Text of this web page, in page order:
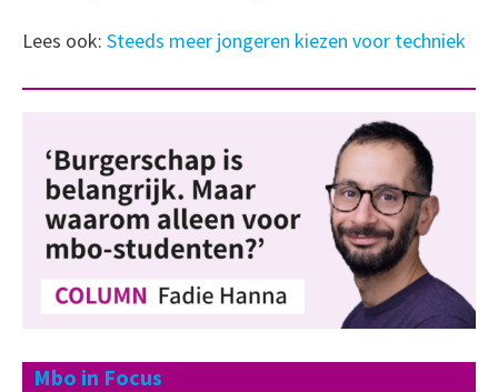
Lees ook: Steeds meer jongeren kiezen voor techniek
Mbo in Focus